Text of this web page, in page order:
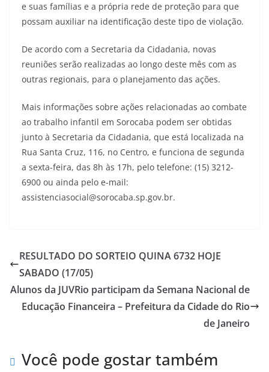
e suas famílias e a própria rede de proteção para que
possam auxiliar na identificação deste tipo de violação.
De acordo com a Secretaria da Cidadania, novas
reuniões serão realizadas ao longo deste mês com as
outras regionais, para o planejamento das ações.
Mais informações sobre ações relacionadas ao combate
ao trabalho infantil em Sorocaba podem ser obtidas
junto à Secretaria da Cidadania, que está localizada na
Rua Santa Cruz, 116, no Centro, e funciona de segunda
a sexta-feira, das 8h às 17h, pelo telefone: (15) 3212-
6900 ou ainda pelo e-mail:
assistenciasocial@sorocaba.sp.gov.br.
RESULTADO DO SORTEIO QUINA 6732 HOJE
SABADO (17/05)
Alunos da JUVRio participam da Semana Nacional de
Educação Financeira – Prefeitura da Cidade do Rio
de Janeiro
Você pode gostar também